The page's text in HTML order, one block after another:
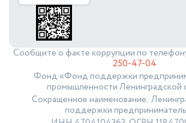
Сообщите о факте коррупции по
250-47-04
Фонд «Фонд поддержки
промышленности Ленинградской
Сокращенное наименование:
поддержки